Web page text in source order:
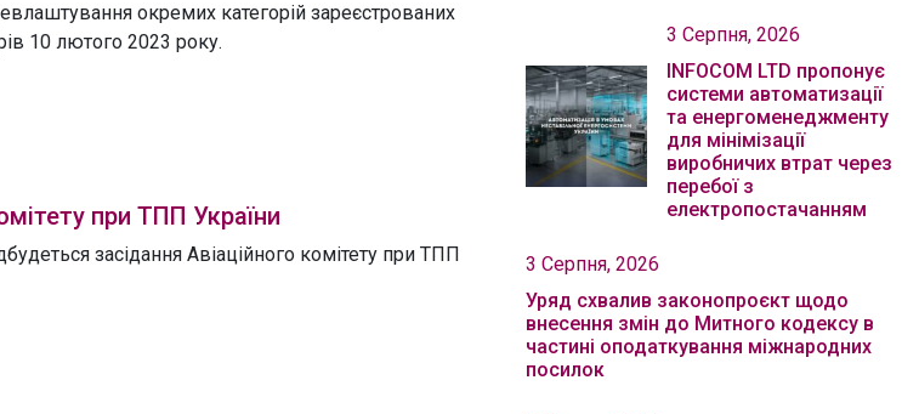
окремих категорій зареєстрованих
10 лютого 2023 року.
при ТПП України
засідання Авіаційного комітету при ТПП
3 Серпня, 2026
INFOCOM LTD пропонує
системи автоматизації
та енергоменеджменту
для мінімізації
виробничих втрат через
перебої з
електропостачанням
3 Серпня, 2026
Уряд схвалив законопроєкт щодо
внесення змін до Митного кодексу в
частині оподаткування міжнародних
посилок